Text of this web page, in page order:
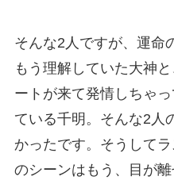
そんな2人ですが、運命
もう理解していた大神
ートが来て発情しちゃ
ている千明。そんな2人
かったです。そうして
のシーンはもう、目が離